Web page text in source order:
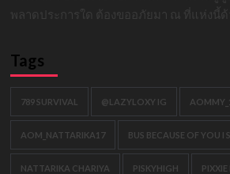
พลาดประการใด ต้องขออภัยมา ณ ที่แห่งนี้ด้ว
Tags
789 SURVIVAL @LAZYLOXY IG
AOM_NATTARIKA17 BUS BECAUSE OF YOU I
NATTARIKA CHARIYA PISKYHIGH